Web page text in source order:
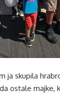
ja skupila
ostale majke,